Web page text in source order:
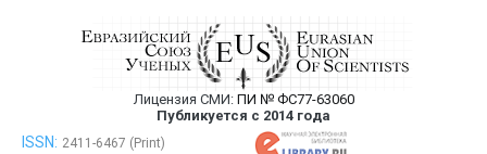
Евразийский Союз Ученых —
Лицензия СМИ: ПИ № ФС77-63060
Публикуется с 2014 года
Евразийский Союз Ученых — публикация научных статей в
ISSN: 2411-6467 (Print)